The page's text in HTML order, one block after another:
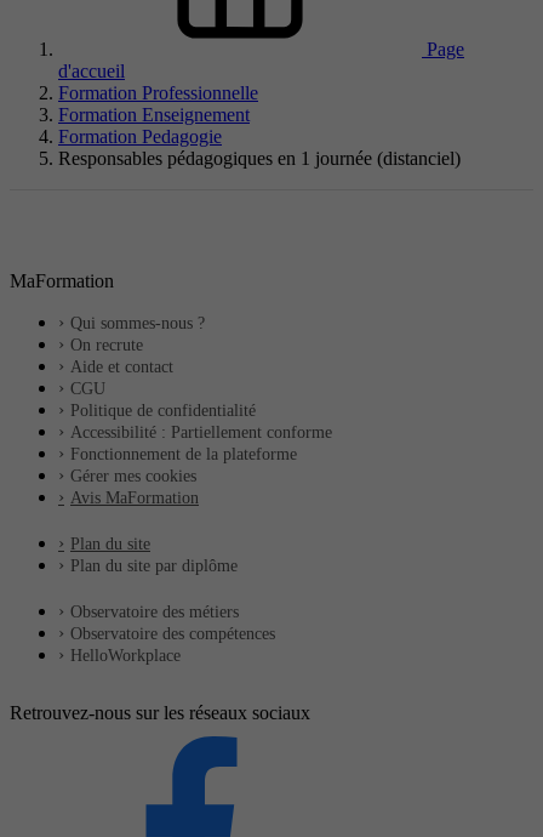
Page
d'accueil
Formation Professionnelle
Formation Enseignement
Formation Pedagogie
Responsables pédagogiques en 1 journée (distanciel)
MaFormation
Qui sommes-nous ?
On recrute
Aide et contact
CGU
Politique de confidentialité
Accessibilité : Partiellement conforme
Fonctionnement de la plateforme
Gérer mes cookies
Avis MaFormation
Plan du site
Plan du site par diplôme
Observatoire des métiers
Observatoire des compétences
HelloWorkplace
Retrouvez-nous sur les réseaux sociaux